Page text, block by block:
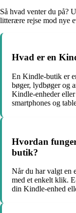
Så hvad venter du på?
litterære rejse mod nye
Hvad er en
En Kindle-butik er
bøger, lydbøger og
Kindle-enheder
smartphones og
Hvordan
butik?
Når du har valgt en
med et enkelt klik.
din Kindle-enhed